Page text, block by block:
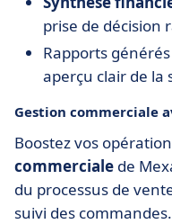
prise de décision
Rapports
aperçu clair de la
Gestion commerciale
Boostez vos
commerciale de
du processus de
suivi des commandes.